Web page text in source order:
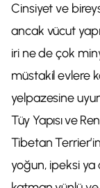
Cinsiyet ve
ancak vücut
iri ne de çok
müstakil evlere
yelpazesine
Tüy Yapısı ve
Tibetan
yoğun, ipeksi